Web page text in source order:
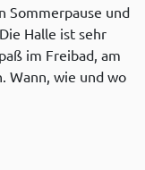
Sommerpause und
Halle ist sehr
im Freibad, am
Wann, wie und wo